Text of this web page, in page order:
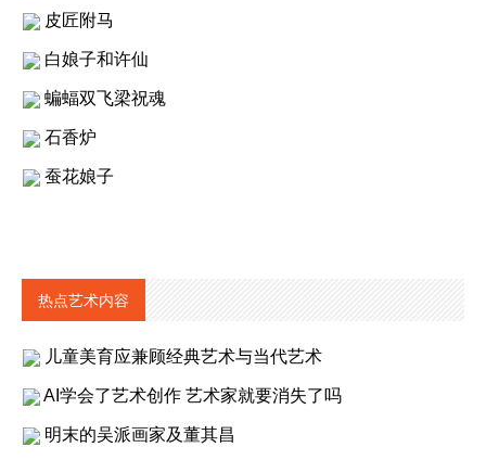
皮匠附马
白娘子和许仙
蝙蝠双飞梁祝魂
石香炉
蚕花娘子
热点艺术内容
儿童美育应兼顾经典艺术与当代艺术
AI学会了艺术创作 艺术家就要消失了吗
明末的吴派画家及董其昌